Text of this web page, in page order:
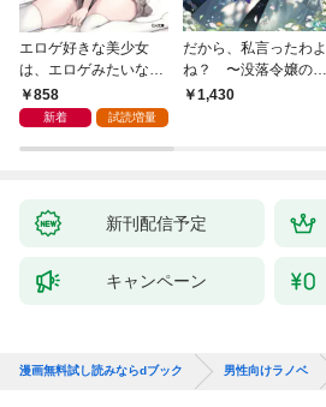
エロゲ好きな美少女
は、エロゲみたいなこ
と全部シてほしい【電
子ＳＳ特典付き】
858
新着 試読増量
だから、私言ったわよ
ね？ 〜没落令嬢の案
外楽しい領地改革〜
1,430
新刊配信予定
キャンペーン
漫画無料試し読みならdブック 男性向けラノベ